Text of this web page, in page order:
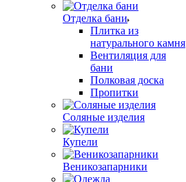
Отделка бани
Плитка из
натурального камня
Вентиляция для
бани
Полковая доска
Пропитки
Соляные изделия
Купели
Веникозапарники